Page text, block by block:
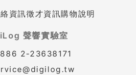
資訊徵才資訊購物說明
聲響實驗室
2-23638171